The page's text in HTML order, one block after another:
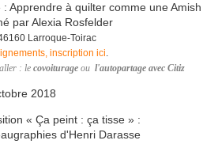
: Apprendre à quilter comme une Amish
par Alexia Rosfelder
Larroque-Toirac
inscription ici.
: le covoiturage ou l'autopartage avec Citiz
2018
« Ça peint : ça tisse » :
d'Henri Darasse